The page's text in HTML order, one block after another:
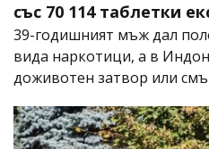
със 70 114 таблетки
39-годишният мъж дал
вида наркотици, а в
доживотен затвор или